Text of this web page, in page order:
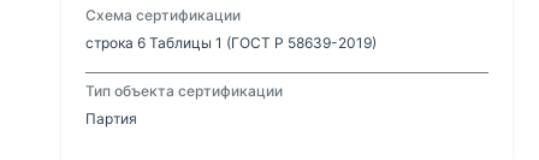
Схема сертификации
строка 6 Таблицы 1 (ГОСТ Р 58639-2019)
Тип объекта сертификации
Партия